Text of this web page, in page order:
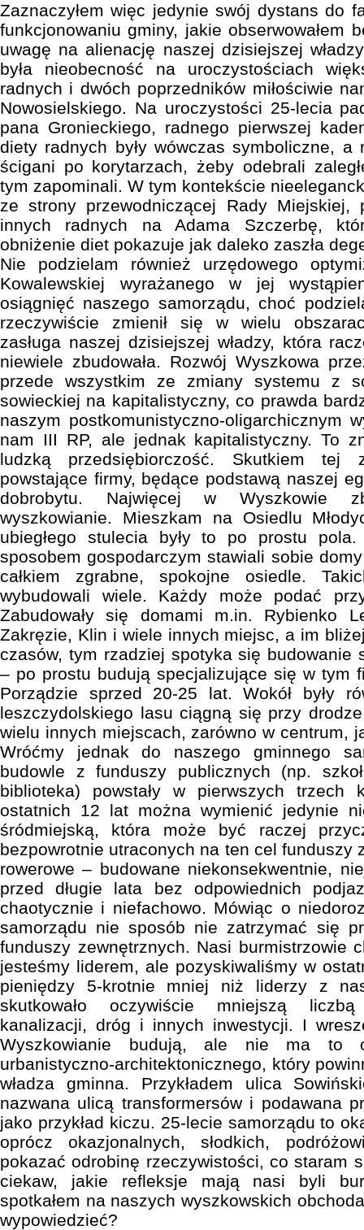
Zaznaczyłem więc jedynie swój dystans do
funkcjonowaniu gminy, jakie obserwowałem
uwagę na alienację naszej dzisiejszej
była nieobecność na uroczystościach
radnych i dwóch poprzedników miłościwie
Nowosielskiego. Na uroczystości 25-lecia
pana Gronieckiego, radnego pierwszej
diety radnych były wówczas symboliczne, a
ścigani po korytarzach, żeby odebrali
tym zapominali. W tym kontekście
ze strony przewodniczącej Rady
innych radnych na Adama Szczerbę,
obniżenie diet pokazuje jak daleko zaszła
Nie podzielam również urzędowego
Kowalewskiej wyrażanego w jej
osiągnięć naszego samorządu, choć
rzeczywiście zmienił się w wielu
zasługa naszej dzisiejszej władzy, która
niewiele zbudowała. Rozwój Wyszkowa
przede wszystkim ze zmiany systemu z
sowieckiej na kapitalistyczny, co prawda
naszym postkomunistyczno-oligarchicznym
nam III RP, ale jednak kapitalistyczny. To
ludzką przedsiębiorczość. Skutkiem tej
powstające firmy, będące podstawą naszej
dobrobytu. Najwięcej w Wyszkowie
wyszkowianie. Mieszkam na Osiedlu
ubiegłego stulecia były to po prostu
sposobem gospodarczym stawiali sobie
całkiem zgrabne, spokojne osiedle.
wybudowali wiele. Każdy może podać
Zabudowały się domami m.in. Rybienko
Zakręzie, Klin i wiele innych miejsc, a im
czasów, tym rzadziej spotyka się budowanie
– po prostu budują specjalizujące się w tym
Porządzie sprzed 20-25 lat. Wokół były
leszczydolskiego lasu ciągną się przy
wielu innych miejscach, zarówno w centrum,
Wróćmy jednak do naszego gminnego
budowle z funduszy publicznych (np.
biblioteka) powstały w pierwszych trzech
ostatnich 12 lat można wymienić jedynie
śródmiejską, która może być raczej
bezpowrotnie utraconych na ten cel funduszy
rowerowe – budowane niekonsekwentnie,
przed długie lata bez odpowiednich
chaotycznie i niefachowo. Mówiąc o
samorządu nie sposób nie zatrzymać się
funduszy zewnętrznych. Nasi burmistrzowie
jesteśmy liderem, ale pozyskiwaliśmy w
pieniędzy 5-krotnie mniej niż liderzy z
skutkowało oczywiście mniejszą
kanalizacji, dróg i innych inwestycji. I
Wyszkowianie budują, ale nie ma to
urbanistyczno-architektonicznego, który
władza gminna. Przykładem ulica
nazwana ulicą transformersów i podawana
jako przykład kiczu. 25-lecie samorządu to
oprócz okazjonalnych, słodkich,
pokazać odrobinę rzeczywistości, co staram
ciekaw, jakie refleksje mają nasi byli
spotkałem na naszych wyszkowskich
wypowiedzieć?